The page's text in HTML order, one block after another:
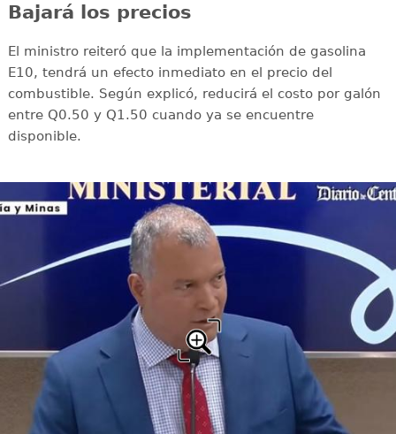
Bajará los precios
El ministro reiteró que la implementación de gasolina
E10, tendrá un efecto inmediato en el precio del
combustible. Según explicó, reducirá el costo por galón
entre Q0.50 y Q1.50 cuando ya se encuentre
disponible.